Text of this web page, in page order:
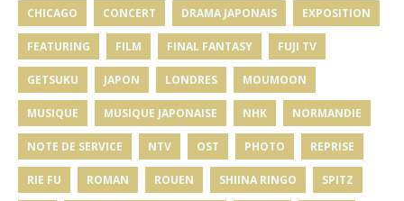
CHICAGO CONCERT DRAMA JAPONAIS EXPOSITION
FEATURING FILM FINAL FANTASY FUJI TV
GETSUKU JAPON LONDRES MOUMOON
MUSIQUE MUSIQUE JAPONAISE NHK NORMANDIE
NOTE DE SERVICE NTV OST PHOTO REPRISE
RIE FU ROMAN ROUEN SHIINA RINGO SPITZ